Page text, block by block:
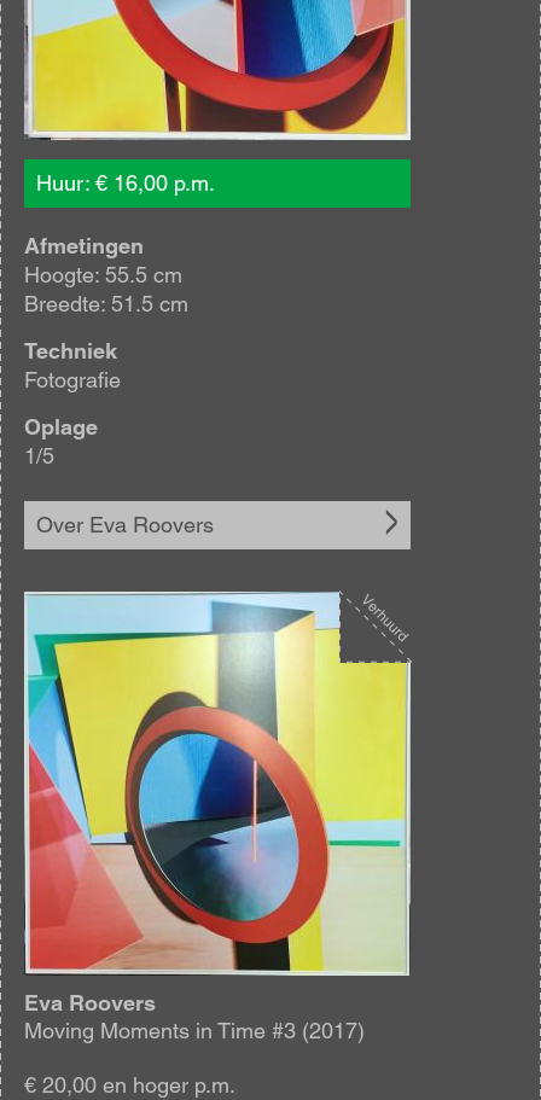
Huur: € 16,00 p.m.
Afmetingen
Hoogte: 55.5 cm
Breedte: 51.5 cm
Techniek
Fotografie
Oplage
1/5
Over Eva Roovers
Afbeelding
Eva Roovers
Moving Moments in Time #3 (2017)
€ 20,00 en hoger p.m.